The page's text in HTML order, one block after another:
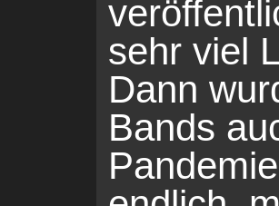
sehr viel
Dann
Bands